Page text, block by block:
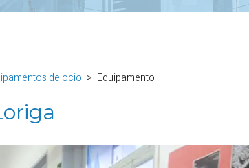
de ocio Equipamento